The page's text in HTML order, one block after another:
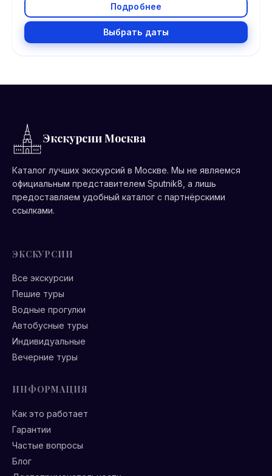
Подробнее
Выбрать даты
Экскурсии Москва
Каталог лучших экскурсий в Москве. Мы не являемся
официальным представителем Sputnik8, а лишь
предоставляем удобный каталог с партнёрскими
ссылками.
ЭКСКУРСИИ
Все экскурсии
Пешие туры
Водные прогулки
Автобусные туры
Индивидуальные
Вечерние туры
ИНФОРМАЦИЯ
Как это работает
Гарантии
Частые вопросы
Блог